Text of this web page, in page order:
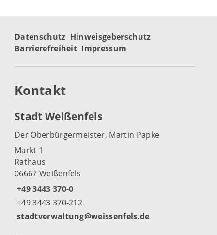
Datenschutz Hinweisgeberschutz
Barrierefreiheit Impressum
Kontakt
Stadt Weißenfels
Der Oberbürgermeister, Martin Papke
Markt 1
Rathaus
06667 Weißenfels
+49 3443 370-0
+49 3443 370-212
stadtverwaltung@weissenfels.de